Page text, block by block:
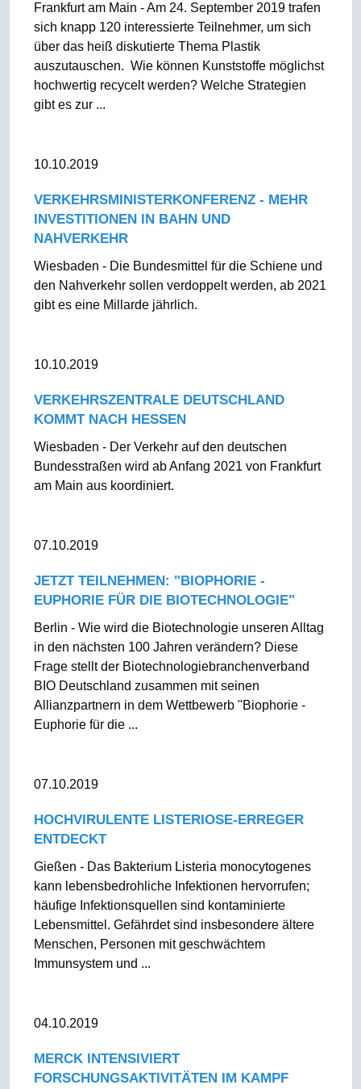
Frankfurt am Main - Am 24. September 2019 trafen
sich knapp 120 interessierte Teilnehmer, um sich
über das heiß diskutierte Thema Plastik
auszutauschen. Wie können Kunststoffe möglichst
hochwertig recycelt werden? Welche Strategien
gibt es zur ...
10.10.2019
VERKEHRSMINISTERKONFERENZ - MEHR
INVESTITIONEN IN BAHN UND
NAHVERKEHR
Wiesbaden - Die Bundesmittel für die Schiene und
den Nahverkehr sollen verdoppelt werden, ab 2021
gibt es eine Millarde jährlich.
10.10.2019
VERKEHRSZENTRALE DEUTSCHLAND
KOMMT NACH HESSEN
Wiesbaden - Der Verkehr auf den deutschen
Bundesstraßen wird ab Anfang 2021 von Frankfurt
am Main aus koordiniert.
07.10.2019
JETZT TEILNEHMEN: "BIOPHORIE -
EUPHORIE FÜR DIE BIOTECHNOLOGIE"
Berlin - Wie wird die Biotechnologie unseren Alltag
in den nächsten 100 Jahren verändern? Diese
Frage stellt der Biotechnologiebranchenverband
BIO Deutschland zusammen mit seinen
Allianzpartnern in dem Wettbewerb "Biophorie -
Euphorie für die ...
07.10.2019
HOCHVIRULENTE LISTERIOSE-ERREGER
ENTDECKT
Gießen - Das Bakterium Listeria monocytogenes
kann lebensbedrohliche Infektionen hervorrufen;
häufige Infektionsquellen sind kontaminierte
Lebensmittel. Gefährdet sind insbesondere ältere
Menschen, Personen mit geschwächtem
Immunsystem und ...
04.10.2019
MERCK INTENSIVIERT
FORSCHUNGSAKTIVITÄTEN IM KAMPF